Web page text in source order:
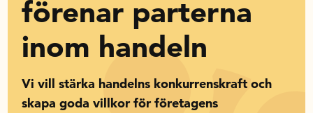
In English
förenar parterna
inom handeln
Vi vill stärka handelns konkurrenskraft och
skapa goda villkor för företagens